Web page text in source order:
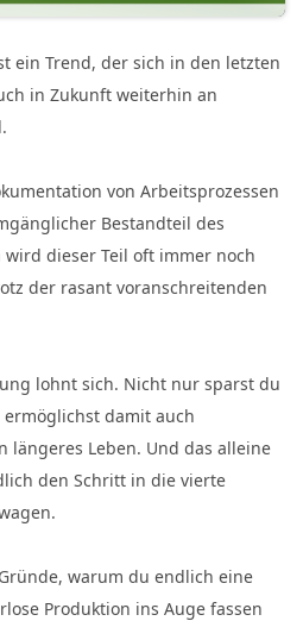
ein Trend, der sich in den letzten
in Zukunft weiterhin an
von Arbeitsprozessen
Bestandteil des
dieser Teil oft immer noch
der rasant voranschreitenden
lohnt sich. Nicht nur sparst du
damit auch
längeres Leben. Und das alleine
den Schritt in die vierte
warum du endlich eine
Produktion ins Auge fassen